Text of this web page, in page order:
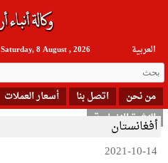
العربیة Saturday, 8 August , 2026
من نحن اتصل بنا أسعار العملات
النشرة الإخبارية
أفغانستان
2021-10-14